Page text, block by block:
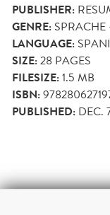
PUBLISHER:
GENRE:
LANGUAGE:
SIZE:28 PAGES
FILESIZE:1.5 MB
ISBN:
PUBLISHED: DEC.